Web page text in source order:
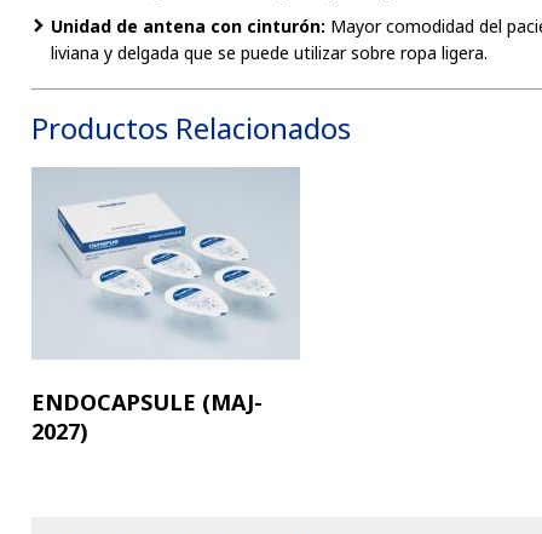
Unidad de antena con cinturón: Mayor comodidad del
liviana y delgada que se puede utilizar sobre ropa ligera.
Productos Relacionados
ENDOCAPSULE (MAJ-
2027)